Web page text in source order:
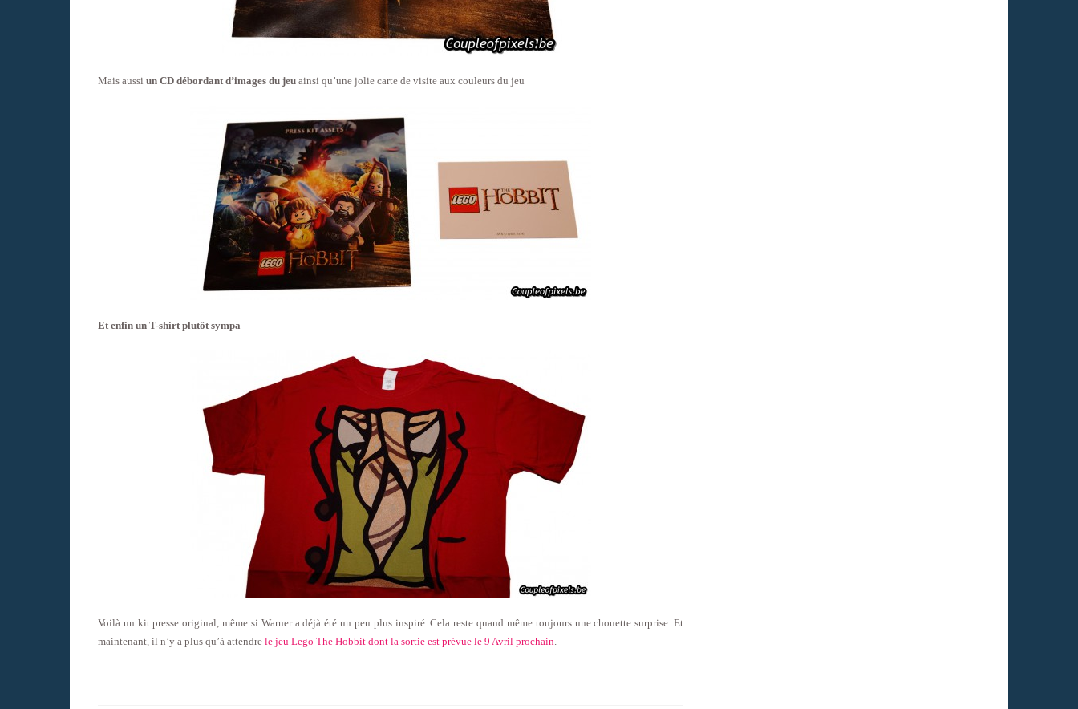
Mais aussi un CD débordant d’images du jeu ainsi qu’une jolie carte de visite aux couleurs du jeu
Et enfin un T-shirt plutôt sympa
Voilà un kit presse original, même si Warner a déjà été un peu plus inspiré. Cela reste quand même toujours une chouette surprise. Et
maintenant, il n’y a plus qu’à attendre le jeu Lego The Hobbit dont la sortie est prévue le 9 Avril prochain